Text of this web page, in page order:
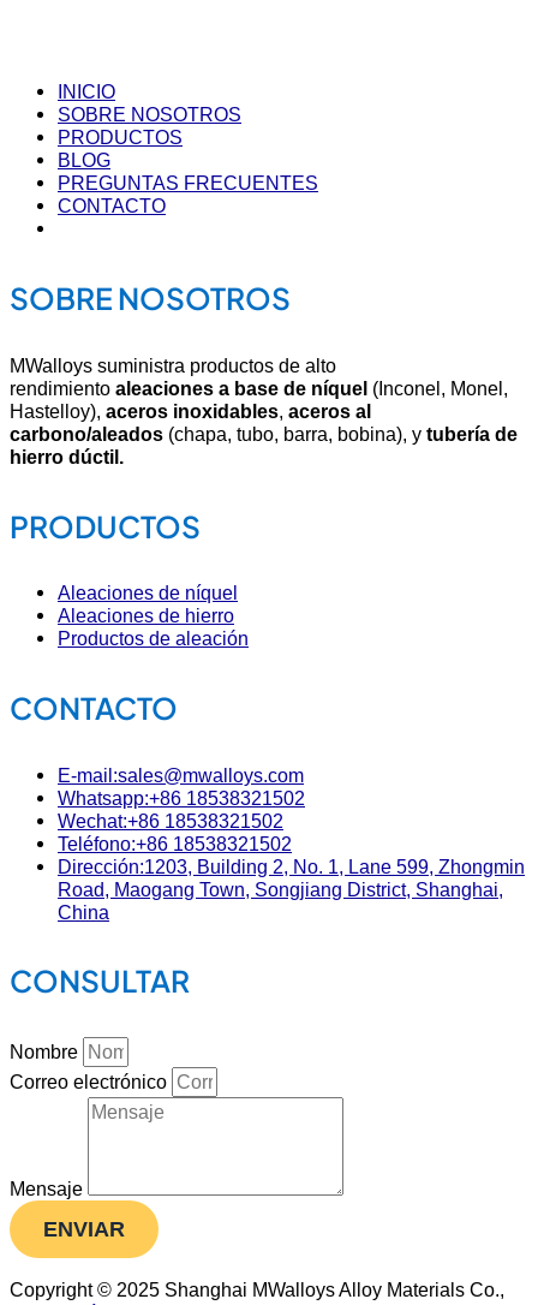
INICIO
SOBRE NOSOTROS
PRODUCTOS
BLOG
PREGUNTAS FRECUENTES
CONTACTO
SOBRE NOSOTROS
MWalloys suministra productos de alto
rendimiento aleaciones a base de níquel (Inconel, Monel,
Hastelloy), aceros inoxidables, aceros al
carbono/aleados (chapa, tubo, barra, bobina), y tubería de
hierro dúctil.
PRODUCTOS
Aleaciones de níquel
Aleaciones de hierro
Productos de aleación
CONTACTO
E-mail:sales@mwalloys.com
Whatsapp:+86 18538321502
Wechat:+86 18538321502
Teléfono:+86 18538321502
Dirección:1203, Building 2, No. 1, Lane 599, Zhongmin
Road, Maogang Town, Songjiang District, Shanghai,
China
CONSULTAR
Nombre
Correo electrónico
Mensaje
ENVIAR
Copyright © 2025 Shanghai MWalloys Alloy Materials Co.,